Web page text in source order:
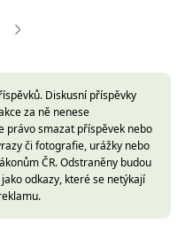
Diskusní příspěvky
za ně nenese
právo smazat příspěvek nebo
či fotografie, urážky nebo
ČR. Odstraněny budou
odkazy, které se netýkají